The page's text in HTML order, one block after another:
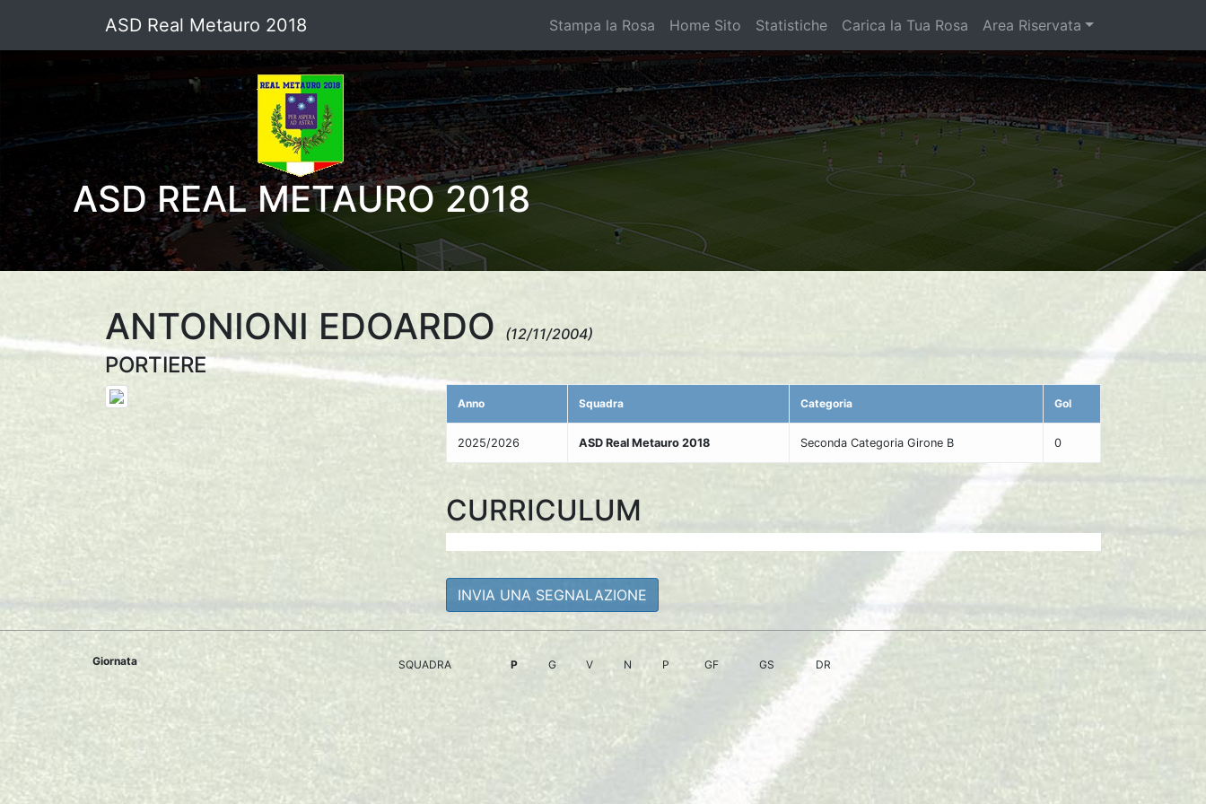
ASD Real Metauro 2018 Stampa la Rosa Home Sito Statistiche Carica la Tua Rosa Area Riservata
ASD REAL METAURO 2018
ANTONIONI EDOARDO (12/11/2004)
PORTIERE
Anno Squadra Categoria Gol
2025/2026 ASD Real Metauro 2018 Seconda Categoria Girone B 0
CURRICULUM
INVIA UNA SEGNALAZIONE
Giornata SQUADRA P G V N P GF GS DR